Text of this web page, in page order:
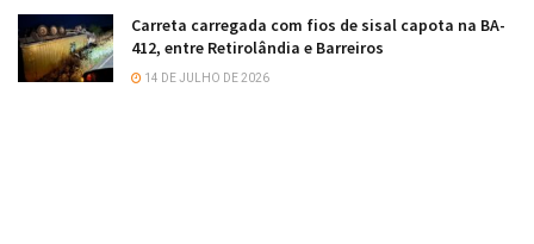
Carreta carregada com fios de sisal capota na BA-
412, entre Retirolândia e Barreiros
14 DE JULHO DE 2026